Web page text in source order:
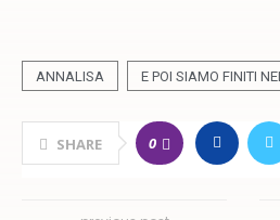
ANNALISA E POI SIAMO FINITI
SHARE 0